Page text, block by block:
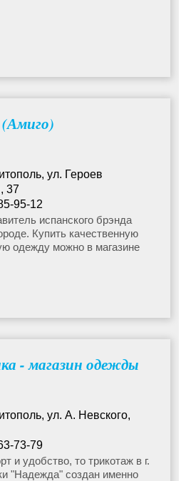
ул. Героев
37
95-12
испанского брэнда
Купить качественную
одежду можно в магазине
- магазин одежды
ул. А. Невского,
73-79
и удобство, то трикотаж в г.
"Надежда" создан именно